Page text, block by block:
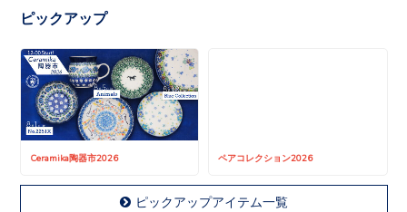
ピックアップ
Ceramika陶器市2026 ペアコレクション2026
ピックアップアイテム一覧